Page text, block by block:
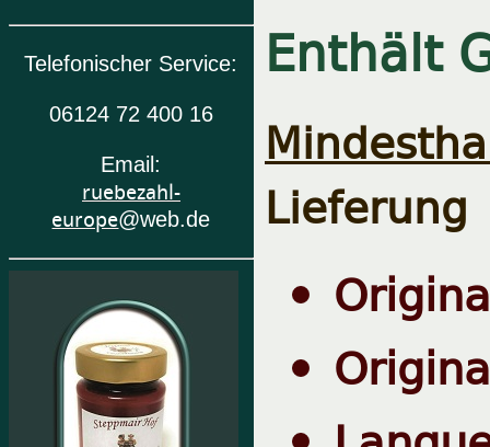
Telefonischer Service:
06124 72 400 16
Email:
ruebezahl-
europe@web.de
Enthält
Lieferung